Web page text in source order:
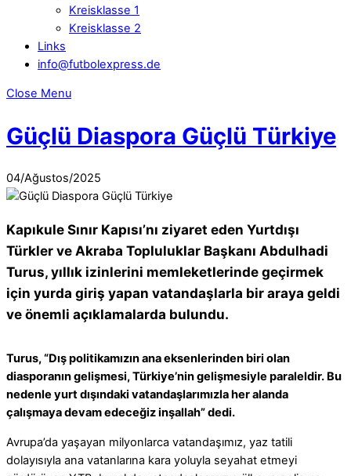
Kreisklasse 1
Kreisklasse 2
Links
info@futbolexpress.de
Close Menu
Güçlü Diaspora Güçlü Türkiye
04/Ağustos/2025
Kapıkule Sınır Kapısı’nı ziyaret eden Yurtdışı
Türkler ve Akraba Topluluklar Başkanı Abdulhadi
Turus, yıllık izinlerini memleketlerinde geçirmek
için yurda giriş yapan vatandaşlarla bir araya geldi
ve önemli açıklamalarda bulundu.
Turus, “Dış politikamızın ana eksenlerinden biri olan
diasporanın gelişmesi, Türkiye’nin gelişmesiyle paraleldir. Bu
nedenle yurt dışındaki vatandaşlarımızla her alanda
çalışmaya devam edeceğiz inşallah” dedi.
Avrupa’da yaşayan milyonlarca vatandaşımız, yaz tatili
dolayısıyla ana vatanlarına kara yoluyla seyahat etmeyi